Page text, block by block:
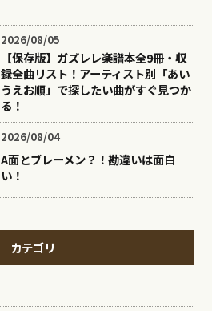
2026/08/05
【保存版】ガズレレ楽譜本全9冊・収
録全曲リスト！アーティスト別「あい
うえお順」で探したい曲がすぐ見つか
る！
2026/08/04
A面とブレーメン？！勘違いは面白
い！
カテゴリ